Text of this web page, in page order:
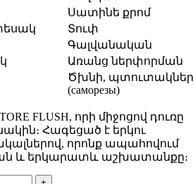
Սատինե քրոմ
Տուփ
Գալվանական
Առանց ներփորման
Ծխնի, պտուտակներ
(саморезы)
FLUSH, որի միջոցով դուռը
Հագեցած է երկու
որոնք ապահովում
և երկարատև աշխատանքը։